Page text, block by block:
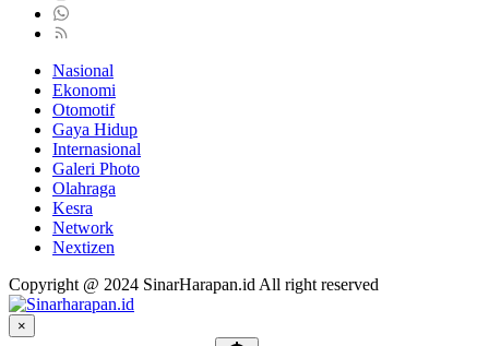
Nasional
Ekonomi
Otomotif
Gaya Hidup
Internasional
Galeri Photo
Olahraga
Kesra
Network
Nextizen
Copyright @ 2024 SinarHarapan.id All right reserved
×